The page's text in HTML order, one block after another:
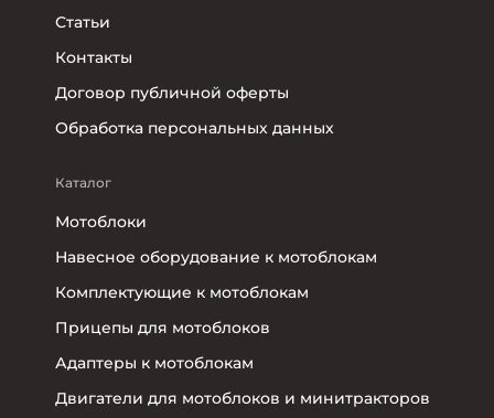
Статьи
Контакты
Договор публичной оферты
Обработка персональных данных
Каталог
Мотоблоки
Навесное оборудование к мотоблокам
Комплектующие к мотоблокам
Прицепы для мотоблоков
Адаптеры к мотоблокам
Двигатели для мотоблоков и минитракторов